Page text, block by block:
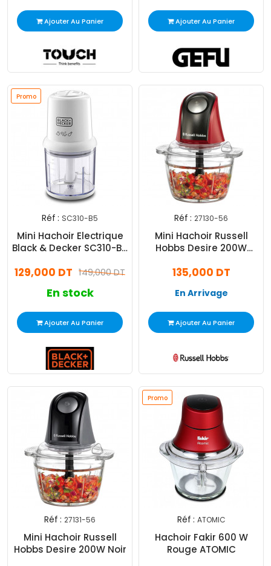
Ajouter Au Panier Ajouter Au Panier
Promo
Réf : SC310-B5
Mini Hachoir Electrique
Black & Decker SC310-B5
149,000 DT
129,000 DT
En stock
Ajouter Au Panier
Réf : 27130-56
Mini Hachoir Russell
Hobbs Desire 200W
135,000 DT
En Arrivage
Ajouter Au Panier
Réf : 27131-56
Mini Hachoir Russell
Hobbs Desire 200W Noir
Promo
Réf : ATOMIC
Hachoir Fakir 600 W
Rouge ATOMIC